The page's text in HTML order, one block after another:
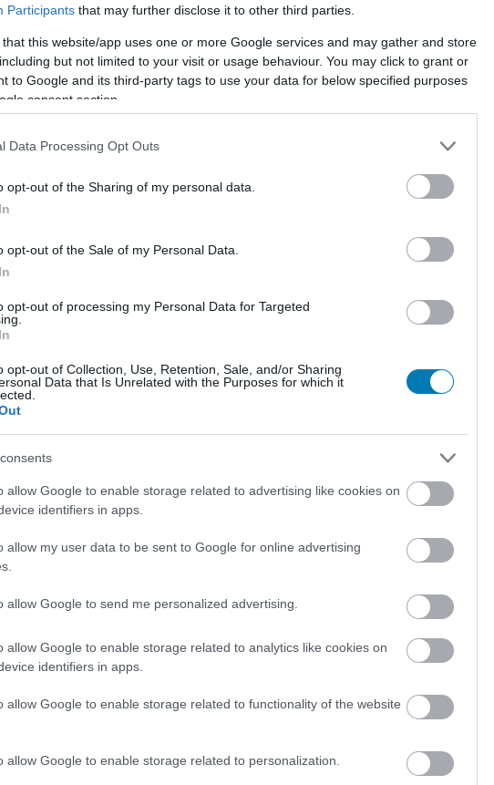
Participants that may further disclose it to other third parties.
that this website/app uses one or more Google services and may gather and store
but not limited to your visit or usage behaviour. You may click to grant or
to Google and its third-party tags to use your data for below specified purposes
consent section.
Data Processing Opt Outs
opt-out of the Sharing of my personal data.
opt-out of the Sale of my Personal Data.
opt-out of processing my Personal Data for Targeted
opt-out of Collection, Use, Retention, Sale, and/or Sharing
Data that Is Unrelated with the Purposes for which it
allow Google to enable storage related to advertising like cookies on
identifiers in apps.
allow my user data to be sent to Google for online advertising
allow Google to send me personalized advertising.
allow Google to enable storage related to analytics like cookies on
identifiers in apps.
allow Google to enable storage related to functionality of the website
allow Google to enable storage related to personalization.
az érzést nyújtja, amit a műfaj rajongói elvárnak,
átvezetők és az NPC-kkel folytatott dialógusok
mint David Hayter, Ray Chase vagy
a játékban, akik közül nem mindegyik kiléte
hanem a szereplőkre is kiterjed. A fegyverek és
fejleszthetők és még látványban is
fogja össze, ahol a gondosan kidolgozott 3D
életre, lehetőséget adva olyan vizuális trükkökre,
lennének. A más körülmények között 14
Night így nemcsak tisztelgés a műfaj múltja előtt,
méltó helyet követel magának a metroidvaniák
PCW HÍREK